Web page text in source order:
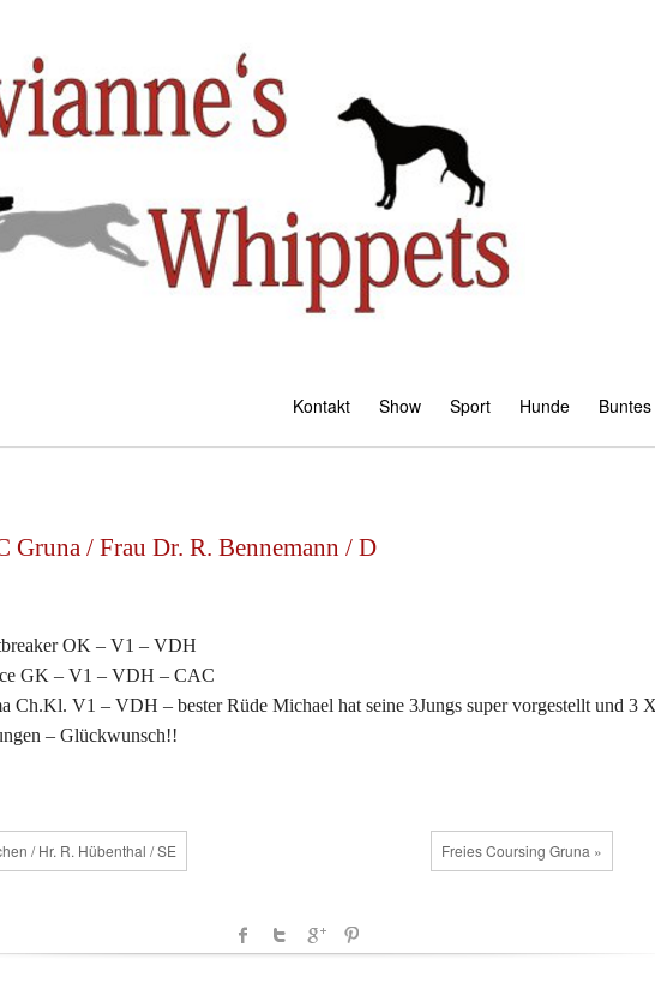
Kontakt Show Sport Hunde Buntes
Gruna / Frau Dr. R. Bennemann / D
OK – V1 – VDH
GK – V1 – VDH – CAC
Ch.Kl. V1 – VDH – bester Rüde Michael hat seine 3Jungs super vorgestellt und 3
– Glückwunsch!!
/ Hr. R. Hübenthal / SE Freies Coursing Gruna »